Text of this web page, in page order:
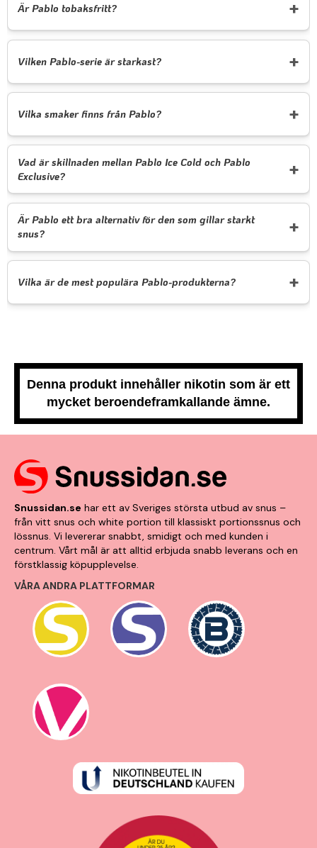
Är Pablo tobaksfritt?
Vilken Pablo-serie är starkast?
Vilka smaker finns från Pablo?
Vad är skillnaden mellan Pablo Ice Cold och Pablo
Exclusive?
Är Pablo ett bra alternativ för den som gillar starkt
snus?
Vilka är de mest populära Pablo-produkterna?
Denna produkt innehåller nikotin som är ett
mycket beroendeframkallande ämne.
Snussidan.se har ett av Sveriges största utbud av snus –
från vitt snus och white portion till klassiskt portionssnus och
lössnus. Vi levererar snabbt, smidigt och med kunden i
centrum. Vårt mål är att alltid erbjuda snabb leverans och en
förstklassig köpupplevelse.
VÅRA ANDRA PLATTFORMAR